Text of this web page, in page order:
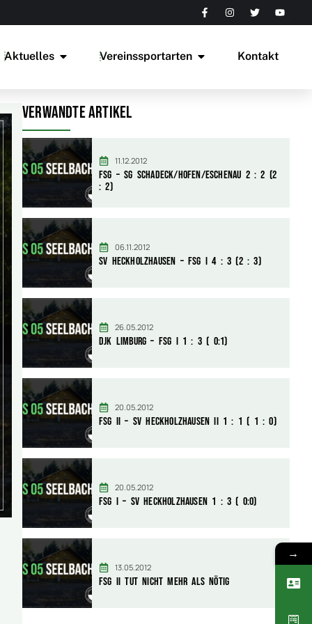
Aktuelles Vereinssportarten Kontakt
Verwandte Artikel
11.12.2012
FSG – SG Schadeck/Hofen/Eschenau 2 : 2 (2
: 2)
06.11.2012
SV Heckholzhausen – FSG I 4 : 3 (2 : 3)
26.05.2012
DJK Limburg – FSG I 1 : 3 ( 0:1)
20.05.2012
FSG II – SV Heckholzhausen II 1 : 1 ( 1 : 0)
20.05.2012
FSG I – SV Heckholzhausen 1 : 3 ( 0:0)
13.05.2012
FSG II tut nicht mehr als nötig
→